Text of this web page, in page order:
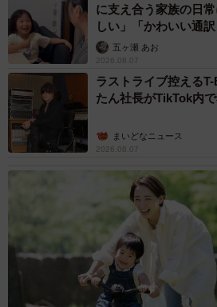
えられるうえ、その方式（インバ
ト式など）も複数存在するため、こ
気工事をしないタイプのＬＥＤ直管
は推奨いたしかねます（照明工業会
よって当社では器具ごとの交換をお
に支え合う家族の日
しい」「かわいい通訳
五ヶ瀬 あお
2026.08.07
ラストライブ控える
たん社長がTikTok内
まいどなニュース
2026.08.07